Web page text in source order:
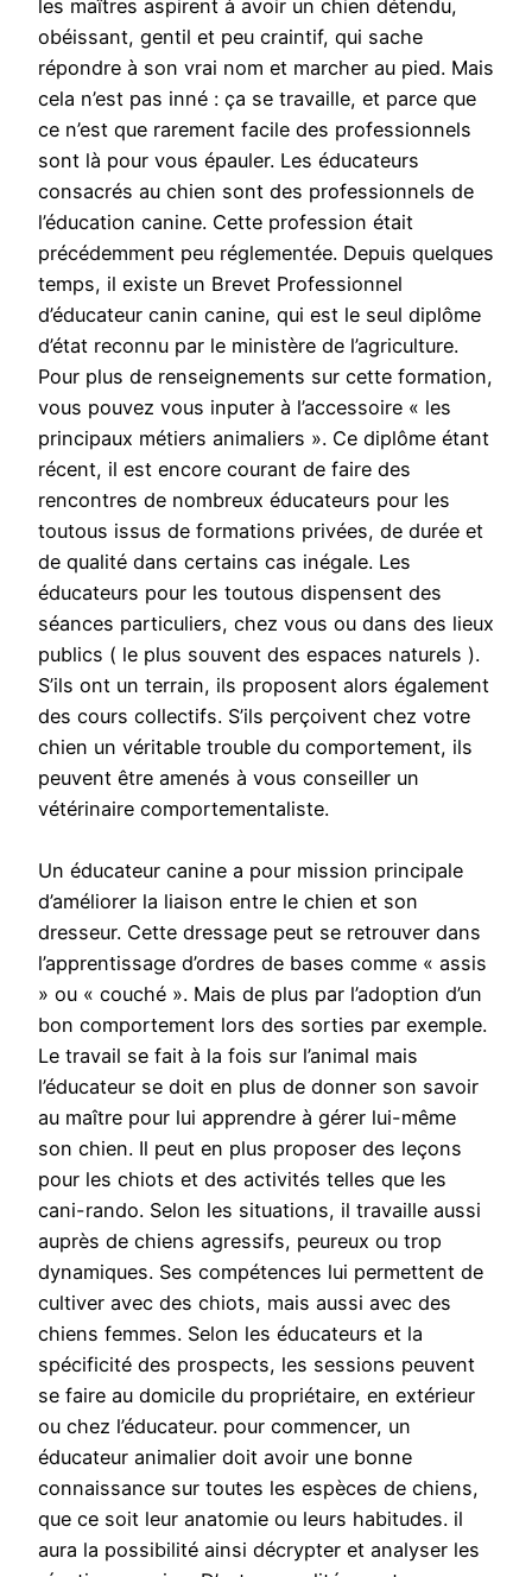
les maîtres aspirent à avoir un chien détendu,
obéissant, gentil et peu craintif, qui sache
répondre à son vrai nom et marcher au pied. Mais
cela n’est pas inné : ça se travaille, et parce que
ce n’est que rarement facile des professionnels
sont là pour vous épauler. Les éducateurs
consacrés au chien sont des professionnels de
l’éducation canine. Cette profession était
précédemment peu réglementée. Depuis quelques
temps, il existe un Brevet Professionnel
d’éducateur canin canine, qui est le seul diplôme
d’état reconnu par le ministère de l’agriculture.
Pour plus de renseignements sur cette formation,
vous pouvez vous inputer à l’accessoire « les
principaux métiers animaliers ». Ce diplôme étant
récent, il est encore courant de faire des
rencontres de nombreux éducateurs pour les
toutous issus de formations privées, de durée et
de qualité dans certains cas inégale. Les
éducateurs pour les toutous dispensent des
séances particuliers, chez vous ou dans des lieux
publics ( le plus souvent des espaces naturels ).
S’ils ont un terrain, ils proposent alors également
des cours collectifs. S’ils perçoivent chez votre
chien un véritable trouble du comportement, ils
peuvent être amenés à vous conseiller un
vétérinaire comportementaliste.
Un éducateur canine a pour mission principale
d’améliorer la liaison entre le chien et son
dresseur. Cette dressage peut se retrouver dans
l’apprentissage d’ordres de bases comme « assis
» ou « couché ». Mais de plus par l’adoption d’un
bon comportement lors des sorties par exemple.
Le travail se fait à la fois sur l’animal mais
l’éducateur se doit en plus de donner son savoir
au maître pour lui apprendre à gérer lui-même
son chien. Il peut en plus proposer des leçons
pour les chiots et des activités telles que les
cani-rando. Selon les situations, il travaille aussi
auprès de chiens agressifs, peureux ou trop
dynamiques. Ses compétences lui permettent de
cultiver avec des chiots, mais aussi avec des
chiens femmes. Selon les éducateurs et la
spécificité des prospects, les sessions peuvent
se faire au domicile du propriétaire, en extérieur
ou chez l’éducateur. pour commencer, un
éducateur animalier doit avoir une bonne
connaissance sur toutes les espèces de chiens,
que ce soit leur anatomie ou leurs habitudes. il
aura la possibilité ainsi décrypter et analyser les